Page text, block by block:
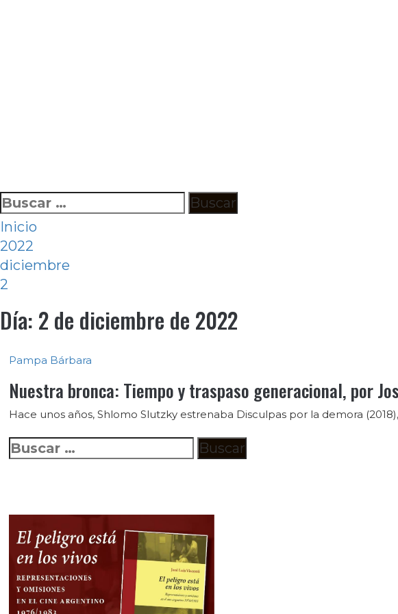
Ir
al
contenido
Buscar:
Inicio
2022
diciembre
2
Día: 2 de diciembre de 2022
Pampa Bárbara
Nuestra bronca: Tiempo y traspaso generacional, por
Hace unos años, Shlomo Slutzky estrenaba Disculpas por la demora
Buscar: